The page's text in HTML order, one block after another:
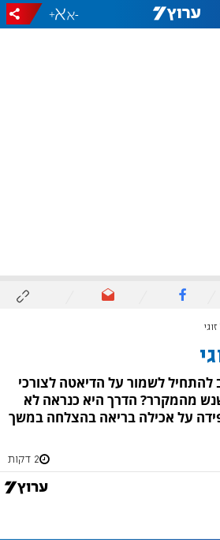
-
+
לשמור על הדיאטה לצורכי
מהמקרר? הדרך היא כנראה לא
על אכילה בריאה בהצלחה במשך
2 דקות